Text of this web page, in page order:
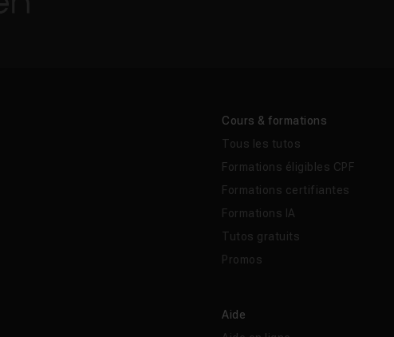
Cours & formations
Tous les tutos
Formations éligibles CPF
Formations certifiantes
Formations IA
Tutos gratuits
Promos
Aide